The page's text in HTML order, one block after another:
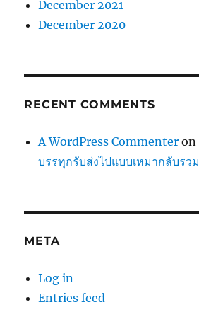
December 2021
December 2020
RECENT COMMENTS
A WordPress Commenter on
บรรทุกรับส่งไปแบบเหมากลับรวม
META
Log in
Entries feed